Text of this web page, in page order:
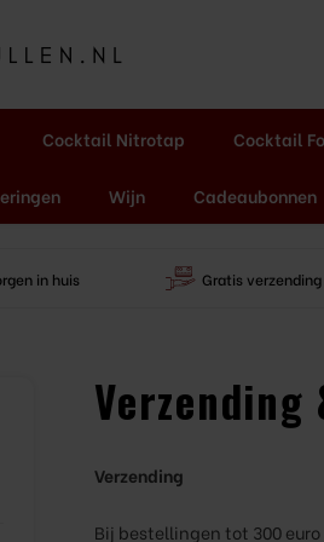
Cocktail Nitrotap Cocktail
Wijn Cadeaubonnen
in huis Gratis
Verzending
Verzending
Bij bestellingen tot 300